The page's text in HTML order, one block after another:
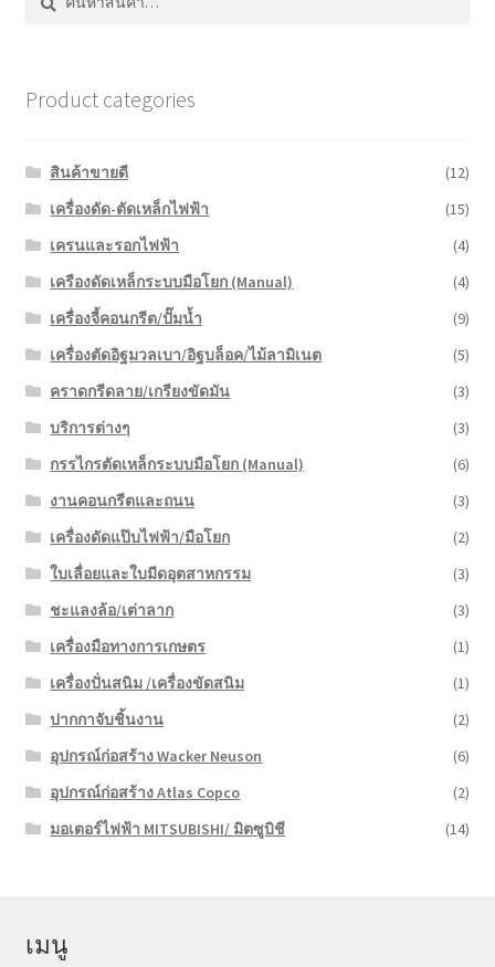
Product categories
สินค้าขายดี
(12)
เครื่องดัด-ตัดเหล็กไฟฟ้า
(15)
เครนและรอกไฟฟ้า
(4)
เครืองดัดเหล็กระบบมือโยก (Manual)
(4)
เครื่องจี้คอนกรีต/ปั๊มน้ำ
(9)
เครื่องตัดอิฐมวลเบา/อิฐบล็อค/ไม้ลามิเนต
(5)
คราดกรีดลาย/เกรียงขัดมัน
(3)
บริการต่างๆ
(3)
กรรไกรตัดเหล็กระบบมือโยก (Manual)
(6)
งานคอนกรีตและถนน
(3)
เครื่องดัดแป๊บไฟฟ้า/มือโยก
(2)
ใบเลื่อยและใบมีดอุตสาหกรรม
(3)
ชะแลงล้อ/เต่าลาก
(3)
เครื่องมือทางการเกษตร
(1)
เครื่องปั่นสนิม /เครื่องขัดสนิม
(1)
ปากกาจับชิ้นงาน
(2)
อุปกรณ์ก่อสร้าง Wacker Neuson
(6)
อุปกรณ์ก่อสร้าง Atlas Copco
(2)
มอเตอร์ไฟฟ้า MITSUBISHI/ มิตซูบิชี
(14)
เมนู